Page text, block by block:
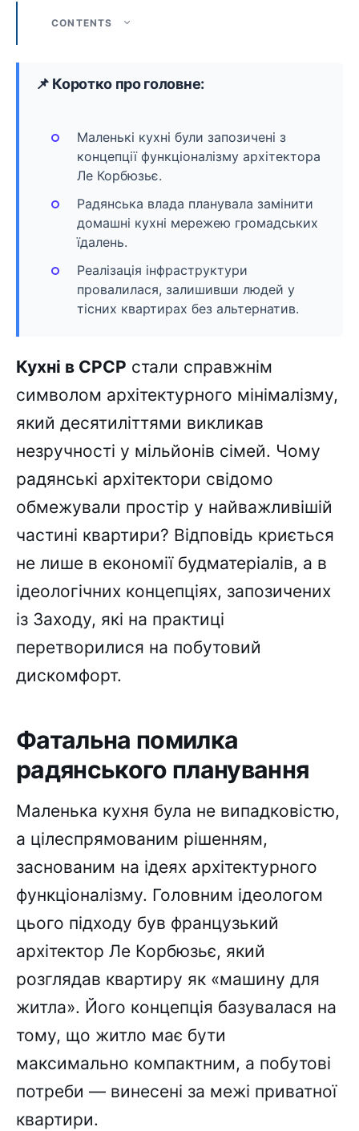
CONTENTS
📌 Коротко про головне:
Маленькі кухні були запозичені з
концепції функціоналізму архітектора
Ле Корбюзьє.
Радянська влада планувала замінити
домашні кухні мережею громадських
їдалень.
Реалізація інфраструктури
провалилася, залишивши людей у
тісних квартирах без альтернатив.
Кухні в СРСР стали справжнім
символом архітектурного мінімалізму,
який десятиліттями викликав
незручності у мільйонів сімей. Чому
радянські архітектори свідомо
обмежували простір у найважливішій
частині квартири? Відповідь криється
не лише в економії будматеріалів, а в
ідеологічних концепціях, запозичених
із Заходу, які на практиці
перетворилися на побутовий
дискомфорт.
Фатальна помилка
радянського планування
Маленька кухня була не випадковістю,
а цілеспрямованим рішенням,
заснованим на ідеях архітектурного
функціоналізму. Головним ідеологом
цього підходу був французький
архітектор Ле Корбюзьє, який
розглядав квартиру як «машину для
житла». Його концепція базувалася на
тому, що житло має бути
максимально компактним, а побутові
потреби — винесені за межі приватної
квартири.